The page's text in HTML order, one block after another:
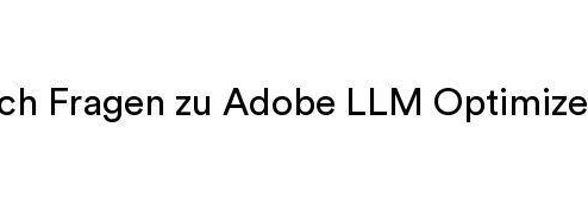
Fragen zu Adobe LLM